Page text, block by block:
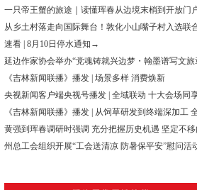
首发名单）
一只帝王蟹的旅途｜读懂珲春从边境末梢到开放门
变
从乡土村落走向国际舞台！敦化小山嘴子村入选联
农组织示范村名单
速看 | 8月10日停水通知→
延边作家协会举办“党魂铸就兴边梦・翰墨谱写文旅
题文学研讨采风活动
《吉林新闻联播》播发 | 场景多样 消费焕新
央视新闻客户端央视号播发 | 全域联动 十大会场同
盛宴
《吉林新闻联播》播发 | 从饲草研发到终端深加工
体系构建特色畜牧发展新路径
黄强到珲春调研时强调 充分把握历史机遇 坚定不
图强 以高水平对外开放推动吉林高质量发展
州总工会组织开展“工会送清凉 防暑保平安”慰问活